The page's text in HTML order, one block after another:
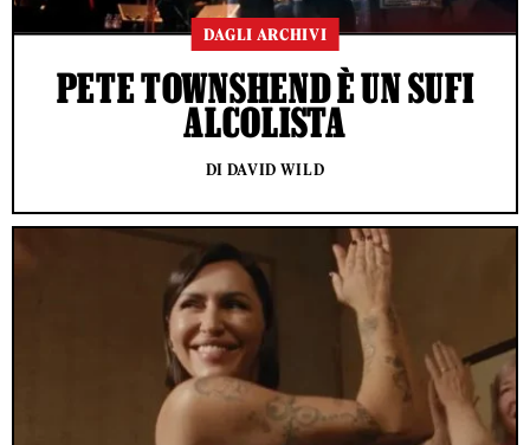
DAGLI ARCHIVI
PETE TOWNSHEND È UN SUFI
ALCOLISTA
DI DAVID WILD